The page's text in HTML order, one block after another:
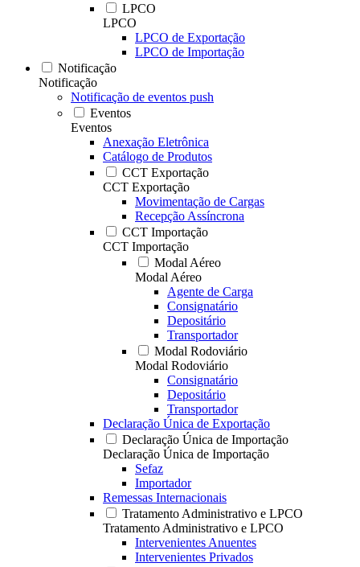
LPCO
LPCO
LPCO de Exportação
LPCO de Importação
Notificação
Notificação
Notificação de eventos push
Eventos
Eventos
Anexação Eletrônica
Catálogo de Produtos
CCT Exportação
CCT Exportação
Movimentação de Cargas
Recepção Assíncrona
CCT Importação
CCT Importação
Modal Aéreo
Modal Aéreo
Agente de Carga
Consignatário
Depositário
Transportador
Modal Rodoviário
Modal Rodoviário
Consignatário
Depositário
Transportador
Declaração Única de Exportação
Declaração Única de Importação
Declaração Única de Importação
Sefaz
Importador
Remessas Internacionais
Tratamento Administrativo e LPCO
Tratamento Administrativo e LPCO
Intervenientes Anuentes
Intervenientes Privados